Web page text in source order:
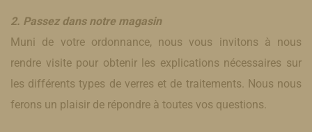
2. Passez dans notre magasin
Muni de votre ordonnance, nous vous invitons à nous
rendre visite pour obtenir les explications nécessaires sur
les différents types de verres et de traitements. Nous nous
ferons un plaisir de répondre à toutes vos questions.